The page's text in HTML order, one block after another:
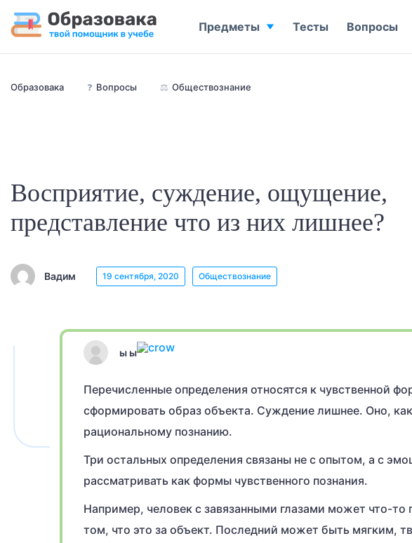
Образовака ❓ Вопросы ⚖️ Обществознание
Восприятие, суждение, ощущение,
представление что из них лишнее?
Вадим 19 сентября, 2020 Обществознание
ы ы
Перечисленные определения относятся к чувственной
сформировать образ объекта. Суждение лишнее. Оно,
рациональному познанию.
Три остальных определения связаны не с опытом, а с
рассматривать как формы чувственного познания.
Например, человек с завязанными глазами может что-то
том, что это за объект. Последний может быть мягким,
Предметы Тесты Вопросы